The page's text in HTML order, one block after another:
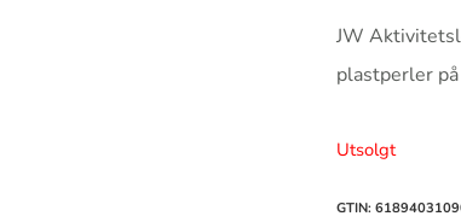
JW
plastperler
Utsolgt
GTIN: